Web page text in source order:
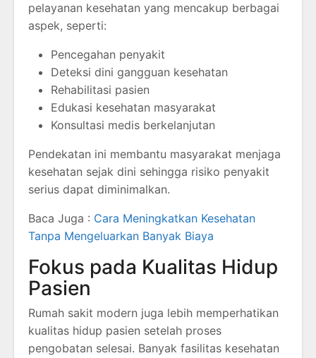
pelayanan kesehatan yang mencakup berbagai
aspek, seperti:
Pencegahan penyakit
Deteksi dini gangguan kesehatan
Rehabilitasi pasien
Edukasi kesehatan masyarakat
Konsultasi medis berkelanjutan
Pendekatan ini membantu masyarakat menjaga
kesehatan sejak dini sehingga risiko penyakit
serius dapat diminimalkan.
Baca Juga : Cara Meningkatkan Kesehatan
Tanpa Mengeluarkan Banyak Biaya
Fokus pada Kualitas Hidup
Pasien
Rumah sakit modern juga lebih memperhatikan
kualitas hidup pasien setelah proses
pengobatan selesai. Banyak fasilitas kesehatan